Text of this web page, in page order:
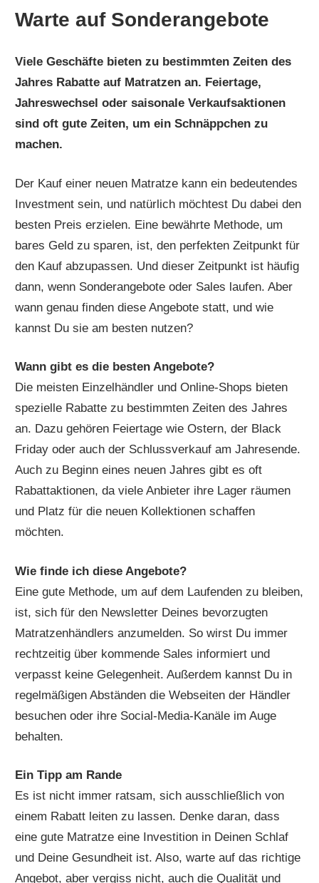
Warte auf Sonderangebote
Viele Geschäfte bieten zu bestimmten Zeiten des
Jahres Rabatte auf Matratzen an. Feiertage,
Jahreswechsel oder saisonale Verkaufsaktionen
sind oft gute Zeiten, um ein Schnäppchen zu
machen.
Der Kauf einer neuen Matratze kann ein bedeutendes
Investment sein, und natürlich möchtest Du dabei den
besten Preis erzielen. Eine bewährte Methode, um
bares Geld zu sparen, ist, den perfekten Zeitpunkt für
den Kauf abzupassen. Und dieser Zeitpunkt ist häufig
dann, wenn Sonderangebote oder Sales laufen. Aber
wann genau finden diese Angebote statt, und wie
kannst Du sie am besten nutzen?
Wann gibt es die besten Angebote?
Die meisten Einzelhändler und Online-Shops bieten
spezielle Rabatte zu bestimmten Zeiten des Jahres
an. Dazu gehören Feiertage wie Ostern, der Black
Friday oder auch der Schlussverkauf am Jahresende.
Auch zu Beginn eines neuen Jahres gibt es oft
Rabattaktionen, da viele Anbieter ihre Lager räumen
und Platz für die neuen Kollektionen schaffen
möchten.
Wie finde ich diese Angebote?
Eine gute Methode, um auf dem Laufenden zu bleiben,
ist, sich für den Newsletter Deines bevorzugten
Matratzenhändlers anzumelden. So wirst Du immer
rechtzeitig über kommende Sales informiert und
verpasst keine Gelegenheit. Außerdem kannst Du in
regelmäßigen Abständen die Webseiten der Händler
besuchen oder ihre Social-Media-Kanäle im Auge
behalten.
Ein Tipp am Rande
Es ist nicht immer ratsam, sich ausschließlich von
einem Rabatt leiten zu lassen. Denke daran, dass
eine gute Matratze eine Investition in Deinen Schlaf
und Deine Gesundheit ist. Also, warte auf das richtige
Angebot, aber vergiss nicht, auch die Qualität und